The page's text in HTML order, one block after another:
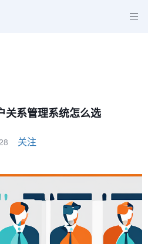
关系管理系统怎么选
关注